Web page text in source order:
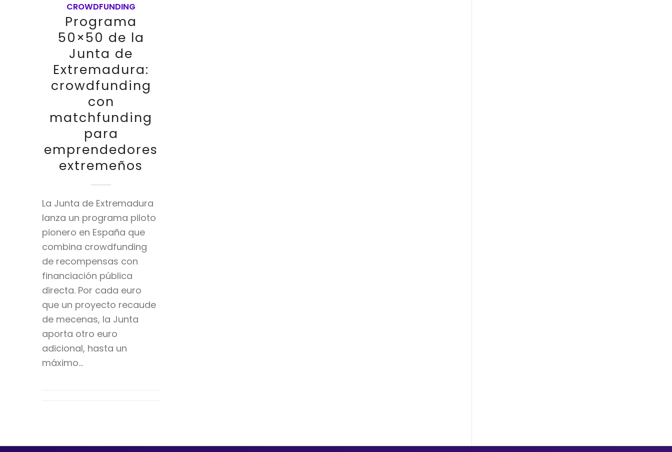
CROWDFUNDING
Programa
50×50 de la
Junta de
Extremadura:
crowdfunding
con
matchfunding
para
emprendedores
extremeños
La Junta de Extremadura
lanza un programa piloto
pionero en España que
combina crowdfunding
de recompensas con
financiación pública
directa. Por cada euro
que un proyecto recaude
de mecenas, la Junta
aporta otro euro
adicional, hasta un
máximo…